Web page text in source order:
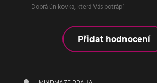
Dobrá únikovka, která Vás potrápí
Přidat hodnocení